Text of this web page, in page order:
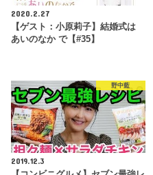
2020.2.27
【ゲスト：小原莉子】結婚式は
あいのなか で【#35】
野中藍
2019.12.3